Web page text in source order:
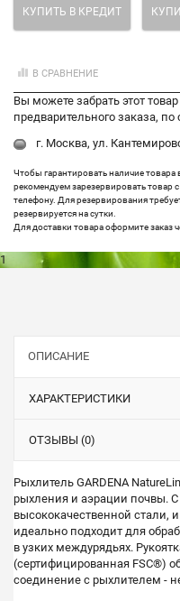
КУПИТЬ В КРЕДИТ
В СРАВНЕНИЕ
Вы можете забрать этот товар
предварительного заказа,
г. Москва, ул.
Чтобы гарантировать наличие товара
рекомендуем зарезервировать товар
телефону. Для резервирования
резервируется на сутки.
Для доставки товара оформите заказ
1
ОПИСАНИЕ
ХАРАКТЕРИСТИКИ
ОТЗЫВЫ (0)
Рыхлитель GARDENA
рыхления и аэрации почвы.
высококачественной стали,
идеально подходит для
в узких междурядьях.
(сертифицированная FSC®)
соединение с рыхлителем -